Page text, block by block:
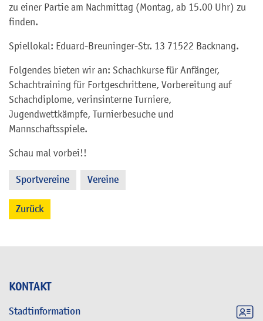
KONTAKT
Stadtinformation
zu einer Partie am Nachmittag (Montag, ab 15.00 Uhr) zu
finden.
Spiellokal: Eduard-Breuninger-Str. 13 71522 Backnang.
Folgendes bieten wir an: Schachkurse für Anfänger,
Schachtraining für Fortgeschrittene, Vorbereitung auf
Schachdiplome, verinsinterne Turniere,
Jugendwettkämpfe, Turnierbesuche und
Mannschaftsspiele.
Schau mal vorbei!!
Sportvereine Vereine
Zurück